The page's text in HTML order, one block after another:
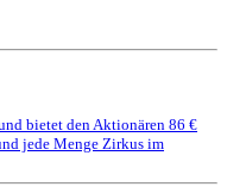
bietet den Aktionären 86 €
jede Menge Zirkus im